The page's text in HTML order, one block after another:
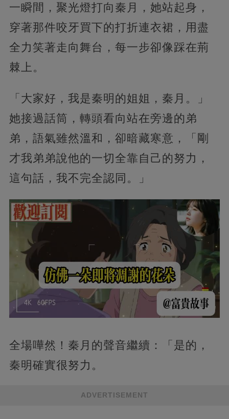
一瞬間，聚光燈打向秦月，她站起身，
穿著那件咬牙買下的打折連衣裙，用盡
全力笑著走向舞台，每一步卻像踩在荊
棘上。
「大家好，我是秦明的姐姐，秦月。」
她接過話筒，轉頭看向站在旁邊的弟
弟，語氣雖然溫和，卻暗藏寒意，「剛
才我弟弟說他的一切全靠自己的努力，
這句話，我不完全認同。」
全場嘩然！秦月的聲音繼續：「是的，
秦明確實很努力。
ADVERTISEMENT